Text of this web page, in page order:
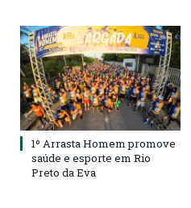
1º Arrasta Homem promove
saúde e esporte em Rio
Preto da Eva